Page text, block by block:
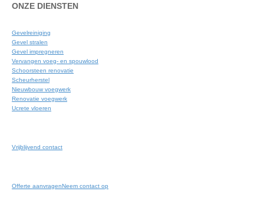
ONZE DIENSTEN
Gevelreiniging
Gevel stralen
Gevel impregneren
Vervangen voeg- en spouwlood
Schoorsteen renovatie
Scheurherstel
Nieuwbouw voegwerk
Renovatie voegwerk
Ucrete vloeren
Vrijblijvend contact
Offerte aanvragenNeem contact op